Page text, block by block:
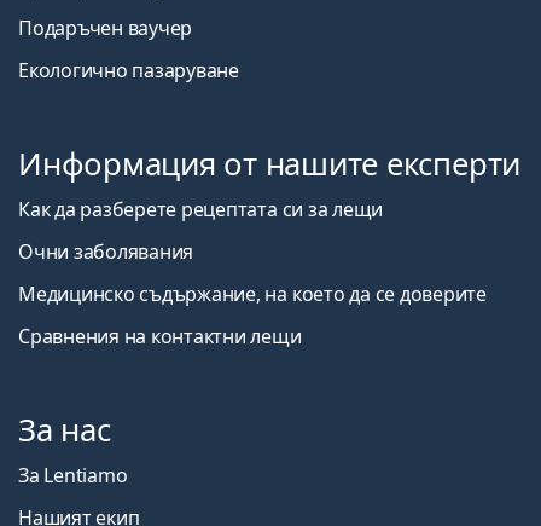
Подаръчен ваучер
Екологично пазаруване
Информация от нашите експерти
Как да разберете рецептата си за лещи
Очни заболявания
Медицинско съдържание, на което да се доверите
Сравнения на контактни лещи
За нас
За Lentiamo
Нашият екип